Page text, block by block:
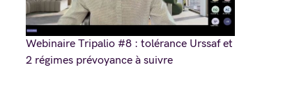
Webinaire Tripalio #8 : tolérance Urssaf et
2 régimes prévoyance à suivre